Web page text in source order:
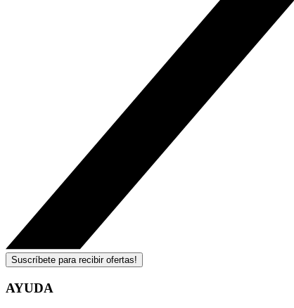
Suscríbete para recibir ofertas!
AYUDA